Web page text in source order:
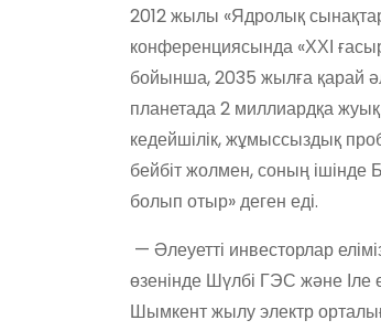
2012 жылы «Ядролық
конференциясында «ХХІ
бойынша, 2035 жылға қарай
планетада 2 миллиардқа
кедейшілік, жұмыссыздық
бейбіт жолмен, соның
болып отыр» деген еді.
— Әлеуетті инвесторлар
өзенінде Шүлбі ГЭС және Іле
Шымкент жылу электр